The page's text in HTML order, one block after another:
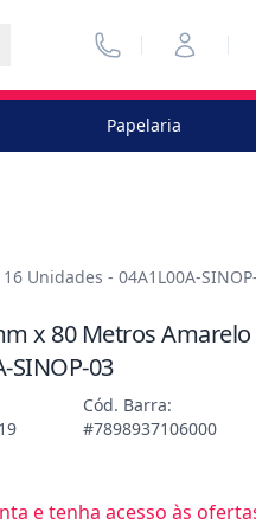
VendedoresMinha
Papelaria
Unidades - 04A1L00A-
x 80 Metros
SINOP-03
Cód. Barra:
#7898937106000
e tenha acesso às